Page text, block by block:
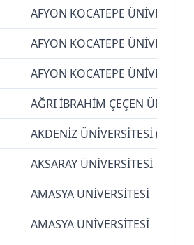
AFYON KOCATEPE
AFYON KOCATEPE
AFYON KOCATEPE
AĞRI İBRAHİM ÇEÇEN
AKDENİZ ÜNİVERSİTESİ
AKSARAY ÜNİVERSİTESİ
AMASYA ÜNİVERSİTESİ
AMASYA ÜNİVERSİTESİ